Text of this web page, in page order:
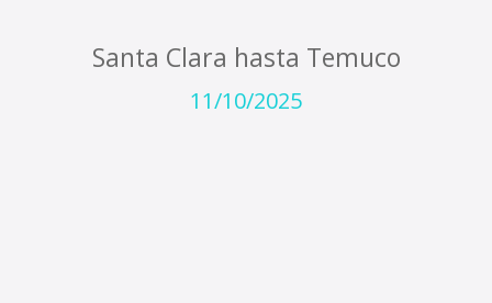
Santa Clara hasta Temuco
11/10/2025